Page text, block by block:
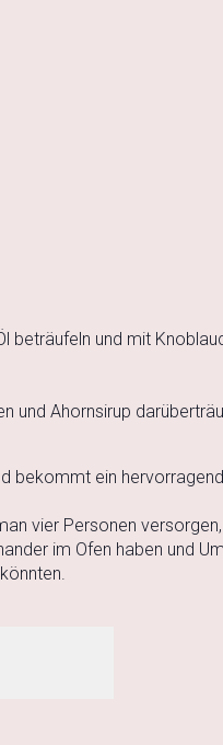
beträufeln und mit
und Ahornsirup
bekommt ein
vier Personen
im Ofen haben und